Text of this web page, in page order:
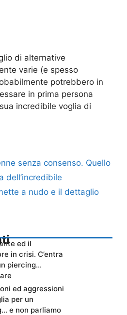
di alternative
varie (e spesso
potrebbero in
in prima persona
incredibile voglia di
senza consenso. Quello
dell’incredibile
a nudo e il dettaglio
ed il
in crisi. C’entra
piercing…
ed aggressioni
per un
e non parliamo